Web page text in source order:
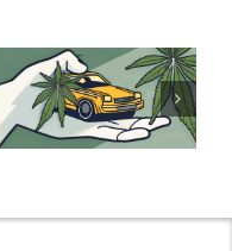
Cannabis
Samen
kaufen: Alles
was Sie